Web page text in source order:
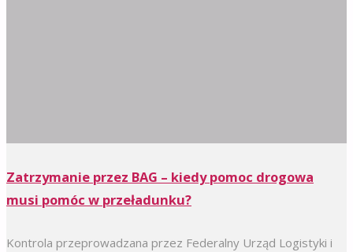
Zatrzymanie przez BAG – kiedy pomoc drogowa
musi pomóc w przeładunku?
Kontrola przeprowadzana przez Federalny Urząd Logistyki i